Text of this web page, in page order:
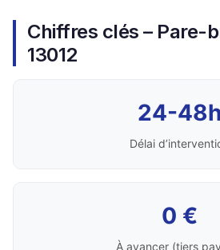
Chiffres clés – Pare-
13012
24-48h
Délai
0 €
À avancer (tiers